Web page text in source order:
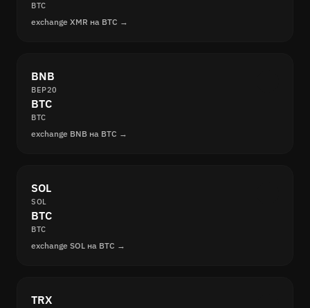
BTC
exchange XMR на BTC →
BNB
BEP20
BTC
BTC
exchange BNB на BTC →
SOL
SOL
BTC
BTC
exchange SOL на BTC →
TRX